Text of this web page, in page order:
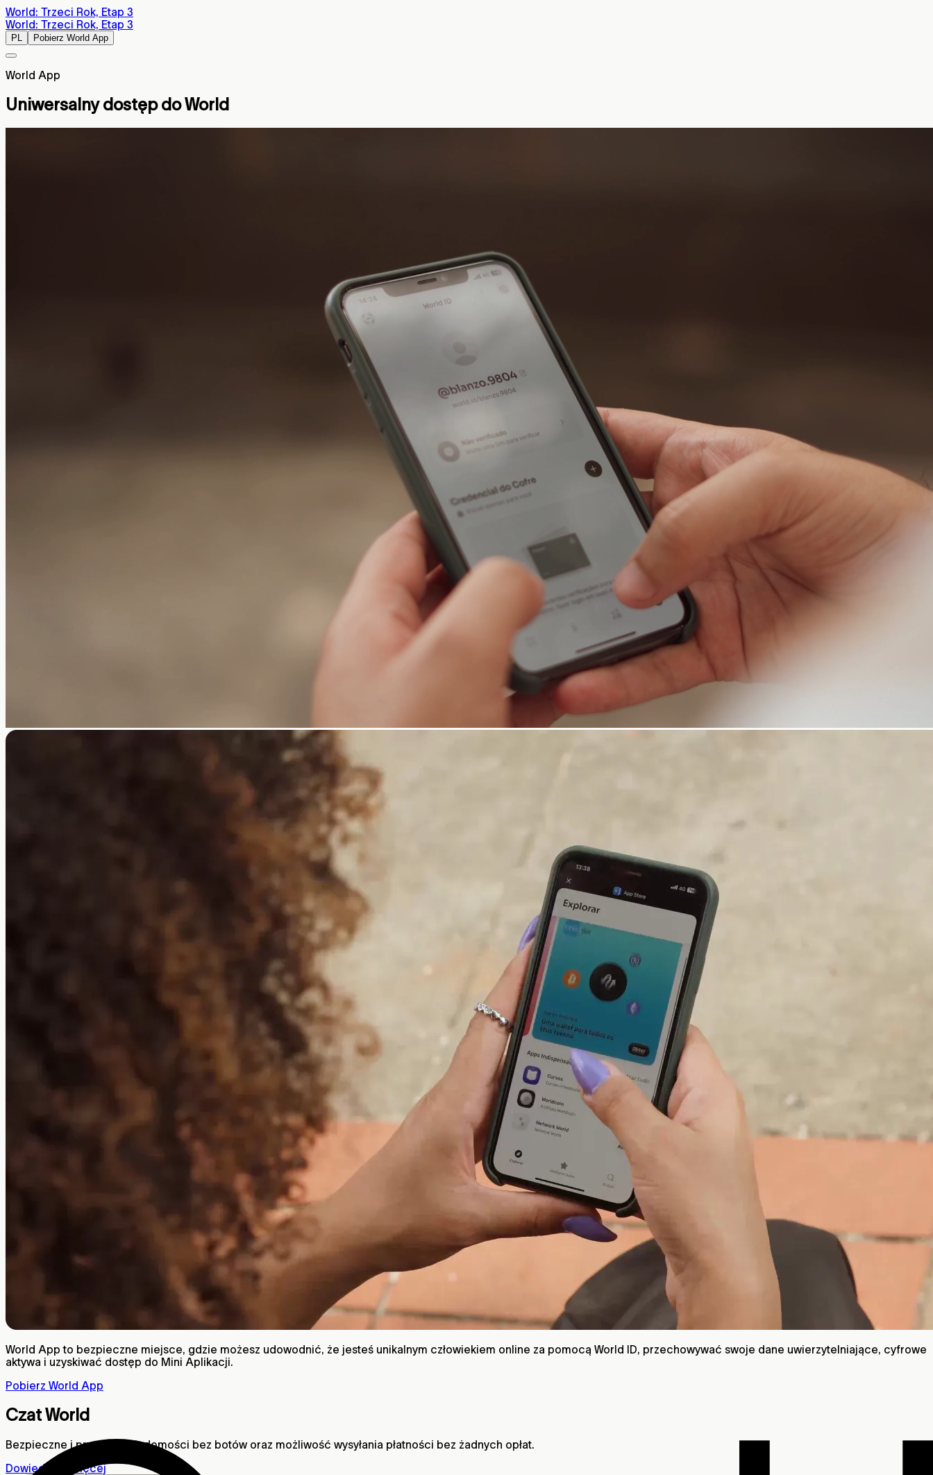
World: Trzeci Rok, Etap 3
World: Trzeci Rok, Etap 3
PL Pobierz World App
World App
Uniwersalny dostęp do World
World App to bezpieczne miejsce, gdzie możesz udowodnić, że jesteś unikalnym człowiekiem online za pomocą World ID, przechowywać swoje dane uwierzytelniające, cyfrowe
aktywa i uzyskiwać dostęp do Mini Aplikacji.
Pobierz World App
Czat World
Bezpieczne i prywatne wiadomości bez botów oraz możliwość wysyłania płatności bez żadnych opłat.
Dowiedz się więcej